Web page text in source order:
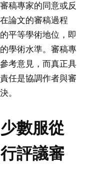
稿專家的同意或反
論文的審稿過程
平等學術地位，即
學術水準。審稿專
考意見，而真正具
任是協調作者與審
。
數服從
評議審